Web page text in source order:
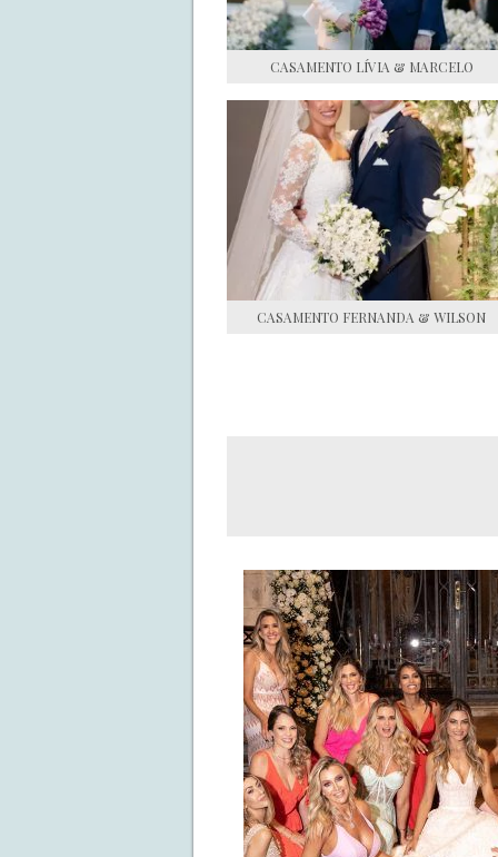
CASAMENTO LÍVIA & MARCELO
CASAMENTO FERNANDA & WILSON